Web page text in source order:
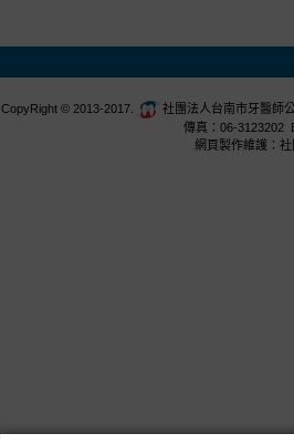
CopyRight © 2013-2017.
社團法人台南市牙醫師
傳真：06-3123202
網頁製作維護：